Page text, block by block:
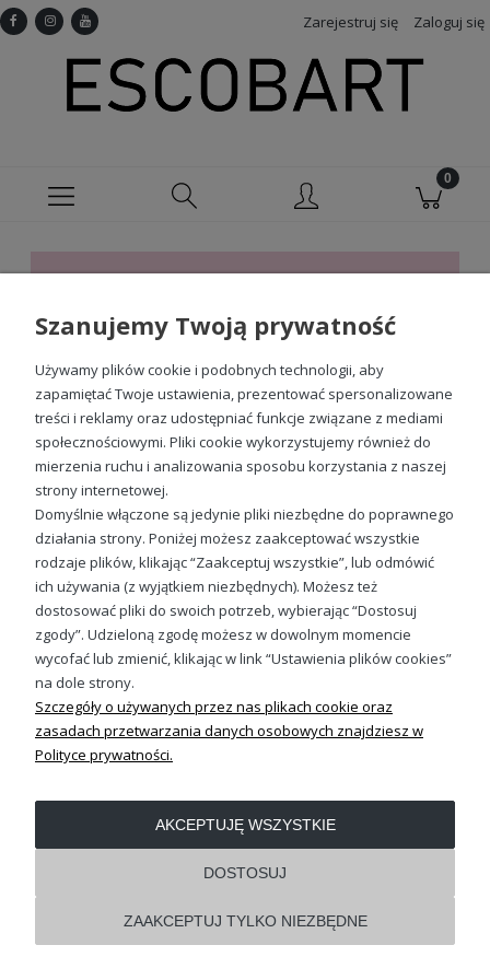
Zarejestruj się Zaloguj się
Ten produkt jest niedostępny.
OBSŁUGA KLIENTA
REGULAMINY
Sprawdź nasze social media
Pokaż pełną wersję strony
Szanujemy Twoją prywatność
Używamy plików cookie i podobnych technologii, aby
zapamiętać Twoje ustawienia, prezentować spersonalizowane
treści i reklamy oraz udostępniać funkcje związane z mediami
społecznościowymi. Pliki cookie wykorzystujemy również do
mierzenia ruchu i analizowania sposobu korzystania z naszej
strony internetowej.
Domyślnie włączone są jedynie pliki niezbędne do poprawnego
działania strony. Poniżej możesz zaakceptować wszystkie
rodzaje plików, klikając “Zaakceptuj wszystkie”, lub odmówić
ich używania (z wyjątkiem niezbędnych). Możesz też
dostosować pliki do swoich potrzeb, wybierając “Dostosuj
zgody”. Udzieloną zgodę możesz w dowolnym momencie
wycofać lub zmienić, klikając w link “Ustawienia plików cookies”
na dole strony.
Szczegóły o używanych przez nas plikach cookie oraz
zasadach przetwarzania danych osobowych znajdziesz w
Polityce prywatności.
ZAAKCEPTUJ TYLKO NIEZBĘDNE
DOSTOSUJ
AKCEPTUJĘ WSZYSTKIE